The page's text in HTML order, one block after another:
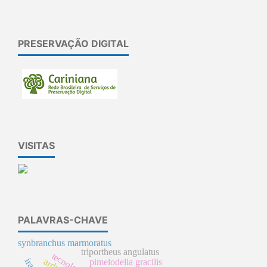
PRESERVAÇÃO DIGITAL
VISITAS
PALAVRAS-CHAVE
pimelodella gracilis
synbranchus marmoratus
triportheus angulatus